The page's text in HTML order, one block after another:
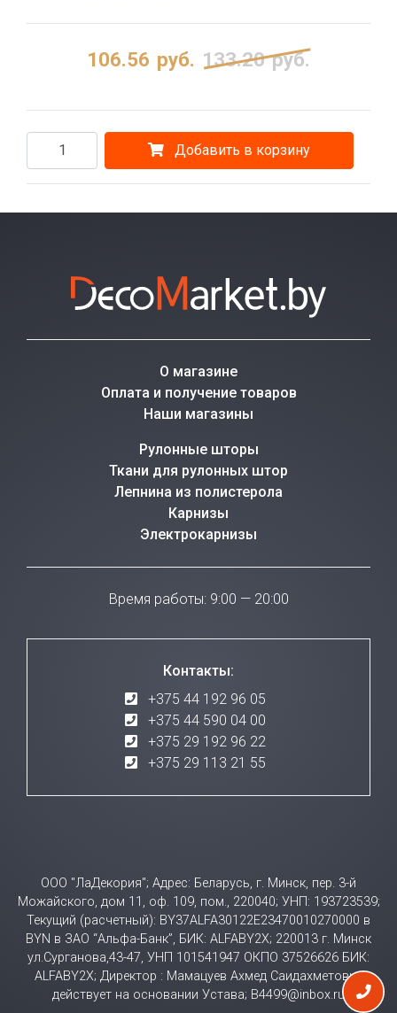
106.56 руб. 133.20 руб.
Добавить в корзину
О магазине
Оплата и получение товаров
Наши магазины
Рулонные шторы
Ткани для рулонных штор
Лепнина из полистерола
Карнизы
Электрокарнизы
Время работы: 9:00 — 20:00
Контакты:
+375 44 192 96 05
+375 44 590 04 00
+375 29 192 96 22
+375 29 113 21 55
ООО "ЛаДекория"; Адрес: Беларусь, г. Минск, пер. 3-й
Можайского, дом 11, оф. 109, пом., 220040; УНП: 193723539;
Текущий (расчетный): BY37ALFA30122E23470010270000 в
BYN в ЗАО “Альфа-Банк”, БИК: ALFABY2X; 220013 г. Минск
ул.Сурганова,43-47, УНП 101541947 ОКПО 37526626 БИК:
ALFABY2X; Директор : Мамацуев Ахмед Саидахметович
действует на основании Устава; B4499@inbox.ru